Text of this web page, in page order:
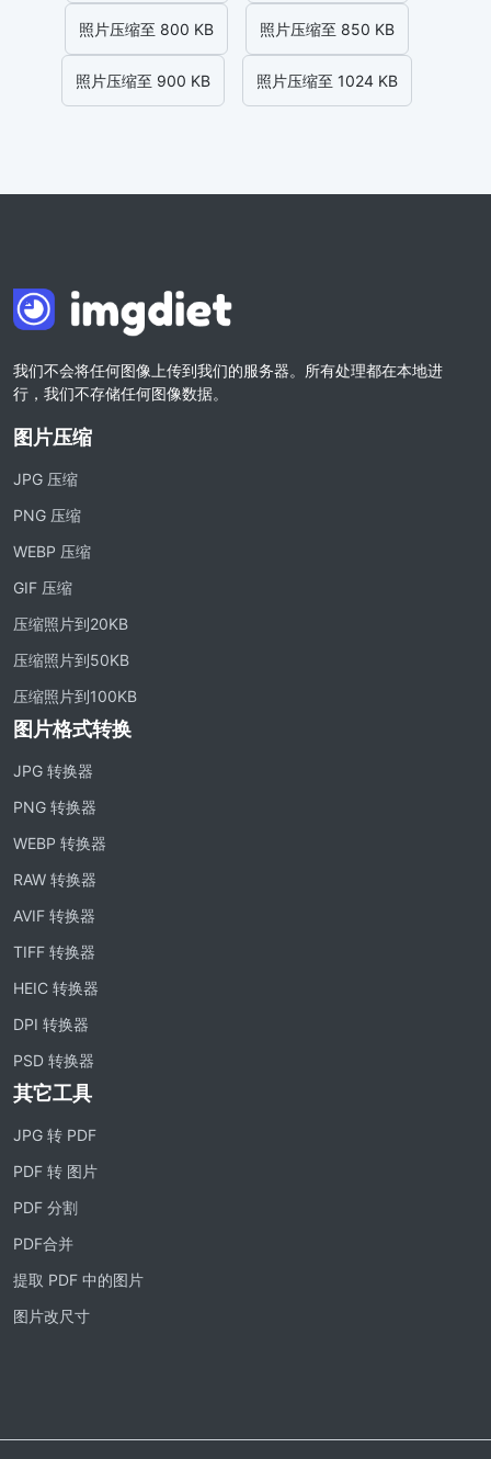
照片压缩至 800 KB 照片压缩至 850 KB
照片压缩至 900 KB 照片压缩至 1024 KB
我们不会将任何图像上传到我们的服务器。所有处理都在本地进
行，我们不存储任何图像数据。
图片压缩
JPG 压缩
PNG 压缩
WEBP 压缩
GIF 压缩
压缩照片到20KB
压缩照片到50KB
压缩照片到100KB
图片格式转换
JPG 转换器
PNG 转换器
WEBP 转换器
RAW 转换器
AVIF 转换器
TIFF 转换器
HEIC 转换器
DPI 转换器
PSD 转换器
其它工具
JPG 转 PDF
PDF 转 图片
PDF 分割
PDF合并
提取 PDF 中的图片
图片改尺寸